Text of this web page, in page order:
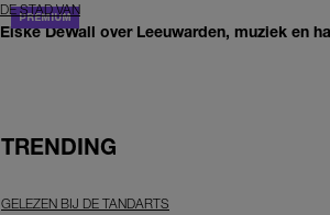
DE STAD VAN
Elske DeWall over Leeuwarden, muziek en
TRENDING
GELEZEN BIJ DE TANDARTS